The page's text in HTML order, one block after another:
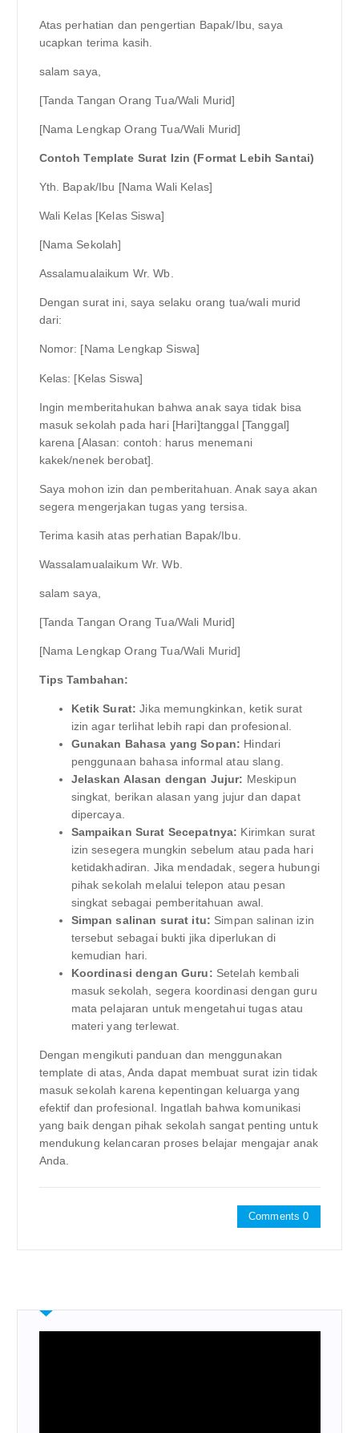
Atas perhatian dan pengertian Bapak/Ibu, saya
ucapkan terima kasih.
salam saya,
[Tanda Tangan Orang Tua/Wali Murid]
[Nama Lengkap Orang Tua/Wali Murid]
Contoh Template Surat Izin (Format Lebih Santai)
Yth. Bapak/Ibu [Nama Wali Kelas]
Wali Kelas [Kelas Siswa]
[Nama Sekolah]
Assalamualaikum Wr. Wb.
Dengan surat ini, saya selaku orang tua/wali murid
dari:
Nomor: [Nama Lengkap Siswa]
Kelas: [Kelas Siswa]
Ingin memberitahukan bahwa anak saya tidak bisa
masuk sekolah pada hari [Hari]tanggal [Tanggal]
karena [Alasan: contoh: harus menemani
kakek/nenek berobat].
Saya mohon izin dan pemberitahuan. Anak saya akan
segera mengerjakan tugas yang tersisa.
Terima kasih atas perhatian Bapak/Ibu.
Wassalamualaikum Wr. Wb.
salam saya,
[Tanda Tangan Orang Tua/Wali Murid]
[Nama Lengkap Orang Tua/Wali Murid]
Tips Tambahan:
Ketik Surat: Jika memungkinkan, ketik surat
izin agar terlihat lebih rapi dan profesional.
Gunakan Bahasa yang Sopan: Hindari
penggunaan bahasa informal atau slang.
Jelaskan Alasan dengan Jujur: Meskipun
singkat, berikan alasan yang jujur dan dapat
dipercaya.
Sampaikan Surat Secepatnya: Kirimkan surat
izin sesegera mungkin sebelum atau pada hari
ketidakhadiran. Jika mendadak, segera hubungi
pihak sekolah melalui telepon atau pesan
singkat sebagai pemberitahuan awal.
Simpan salinan surat itu: Simpan salinan izin
tersebut sebagai bukti jika diperlukan di
kemudian hari.
Koordinasi dengan Guru: Setelah kembali
masuk sekolah, segera koordinasi dengan guru
mata pelajaran untuk mengetahui tugas atau
materi yang terlewat.
Dengan mengikuti panduan dan menggunakan
template di atas, Anda dapat membuat surat izin tidak
masuk sekolah karena kepentingan keluarga yang
efektif dan profesional. Ingatlah bahwa komunikasi
yang baik dengan pihak sekolah sangat penting untuk
mendukung kelancaran proses belajar mengajar anak
Anda.
Comments 0